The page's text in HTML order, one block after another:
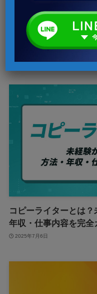
【完全ガイド】パワ
｜印刷・縦書き・レ
コピーライターとは？
年収・仕事内容を完全
2025年7月6日